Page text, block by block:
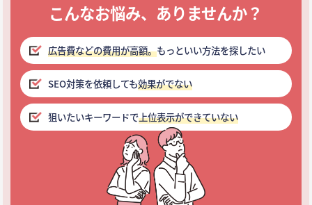
こんなお悩み、ありませんか？
広告費などの費用が高額。もっといい方法を探したい
SEO対策を依頼しても効果がでない
狙いたいキーワードで上位表示ができていない